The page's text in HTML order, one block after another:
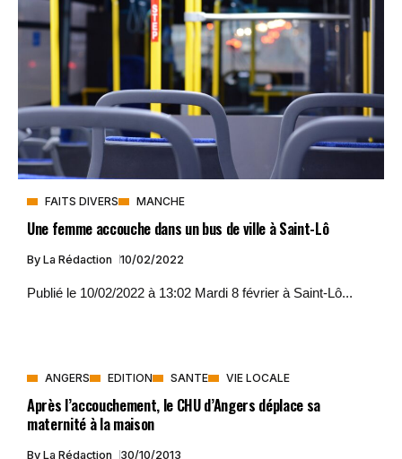
FAITS DIVERS MANCHE
Une femme accouche dans un bus de ville à Saint-Lô
By La Rédaction 10/02/2022
Publié le 10/02/2022 à 13:02 Mardi 8 février à Saint-Lô...
ANGERS EDITION SANTE VIE LOCALE
Après l’accouchement, le CHU d’Angers déplace sa
maternité à la maison
By La Rédaction 30/10/2013